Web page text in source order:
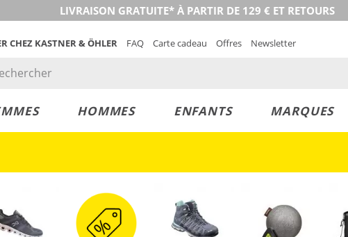
LIVRAISON GRATUITE* À PARTIR DE 129 € ET RETOURS
CHEZ KASTNER & ÖHLER FAQ Carte cadeau Offres Newsletter
HOMMES ENFANTS MARQUES